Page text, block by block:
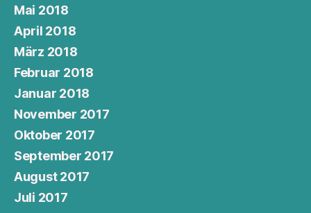
Mai 2018
April 2018
März 2018
Februar 2018
Januar 2018
November 2017
Oktober 2017
September 2017
August 2017
Juli 2017